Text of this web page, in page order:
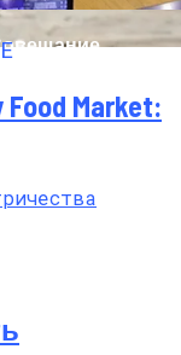
Безнадежной
Market: